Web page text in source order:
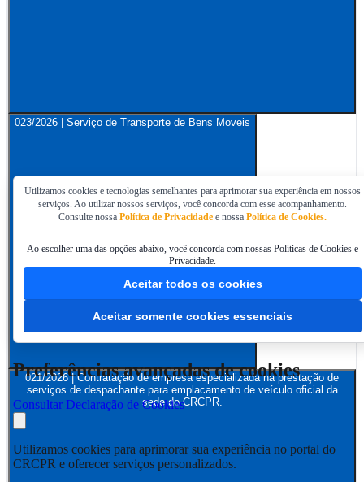
023/2026 | Serviço de Transporte de Bens Moveis
021/2026 | Contratação de empresa especializada na prestação de
serviços de despachante para emplacamento de veículo oficial da
sede do CRCPR.
Utilizamos cookies e tecnologias semelhantes para aprimorar sua experiência em nossos
serviços. Ao utilizar nossos serviços, você concorda com esse acompanhamento.
Consulte nossa Política de Privacidade e nossa Política de Cookies.
Ao escolher uma das opções abaixo, você concorda com nossas Políticas de Cookies e
Privacidade.
Aceitar todos os cookies
Aceitar somente cookies essenciais
Preferências avançadas de cookies
Consultar Declaração de Cookies
Utilizamos cookies para aprimorar sua experiência no portal do
CRCPR e oferecer serviços personalizados.